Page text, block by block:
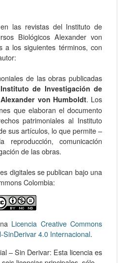
las revistas del Instituto de
Biológicos Alexander von
a los siguientes términos, con
de las obras publicadas
Instituto de Investigación de
von Humboldt. Los
que elaboran el documento
patrimoniales al Instituto
sus artículos, lo que permite –
comunicación
de las obras.
digitales se publican bajo una
Colombia:
Licencia Creative Commons
SinDerivar 4.0 Internacional.
– Sin Derivar: Esta licencia es